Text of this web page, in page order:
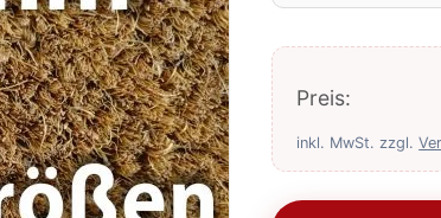
Preis:
inkl. MwSt. zzgl.